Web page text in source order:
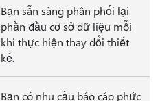
Bạn sẵn sàng phân phối lại
phần đầu cơ sở dữ liệu mỗi
khi thực hiện thay đổi thiết
kế.
Bạn có nhu cầu báo cáo phức